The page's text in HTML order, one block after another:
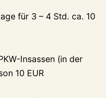
für 3 – 4 Std. ca. 10
Insassen (in der
10 EUR